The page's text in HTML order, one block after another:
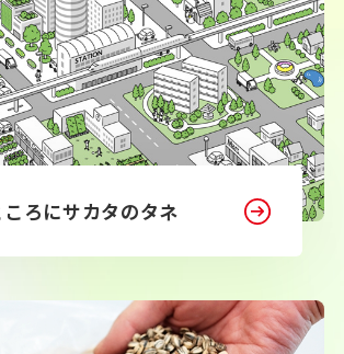
ろにサカタのタネ